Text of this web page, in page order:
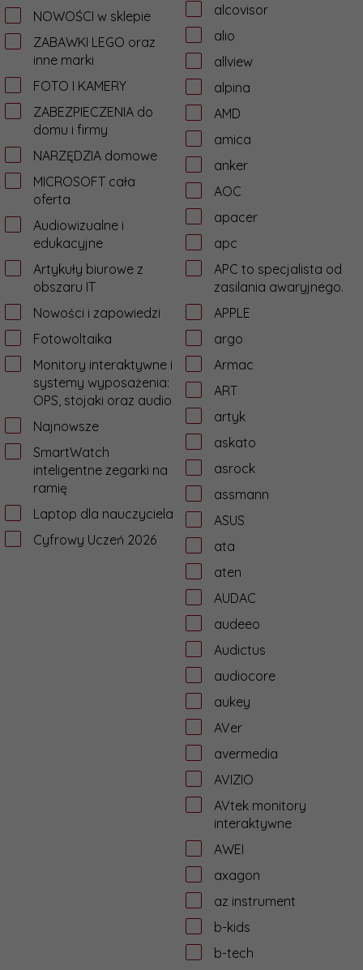
NOWOŚCI w sklepie
ZABAWKI LEGO oraz
inne marki
FOTO I KAMERY
ZABEZPIECZENIA do
domu i firmy
NARZĘDZIA domowe
MICROSOFT cała
oferta
Audiowizualne i
edukacyjne
Artykuły biurowe z
obszaru IT
Nowości i zapowiedzi
Fotowoltaika
Monitory interaktywne i
systemy wyposażenia:
OPS, stojaki oraz audio
Najnowsze
SmartWatch
inteligentne zegarki na
ramię
Laptop dla nauczyciela
Cyfrowy Uczeń 2026
alcovisor
alio
allview
alpina
AMD
amica
anker
AOC
apacer
apc
APC to specjalista od
zasilania awaryjnego.
APPLE
argo
Armac
ART
artyk
askato
asrock
assmann
ASUS
ata
aten
AUDAC
audeeo
Audictus
audiocore
aukey
AVer
avermedia
AVIZIO
AVtek monitory
interaktywne
AWEI
axagon
az instrument
b-kids
b-tech